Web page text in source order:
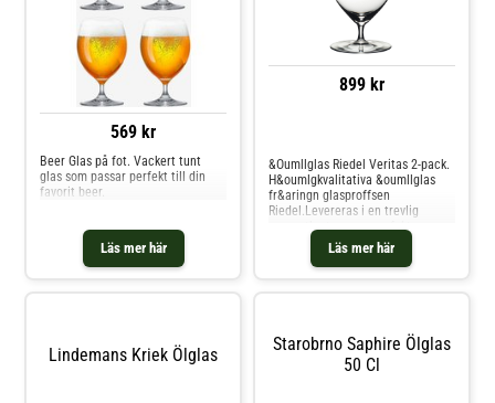
569 kr
Läs mer här
Beer Glas på fot. Vackert tunt
glas som passar perfekt till din
favorit beer.
899 kr
Läs mer här
&Oumllglas Riedel Veritas 2-pack.
H&oumlgkvalitativa &oumllglas
fr&aringn glasproffsen
Riedel.Levereras i en trevlig
presentkartong, en perfekt
present till &oumllentusiasten!
Lindemans Kriek Ölglas
Starobrno Saphire Ölglas
50 Cl